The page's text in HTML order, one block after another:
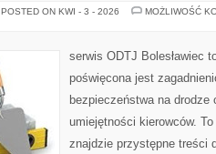
POSTED ON KWI - 3 - 2026
MOŻLIWOŚĆ
serwis ODTJ Bolesławiec
poświęcona jest
bezpieczeństwa na drodze
umiejętności kierowców.
znajdzie przystępne treści